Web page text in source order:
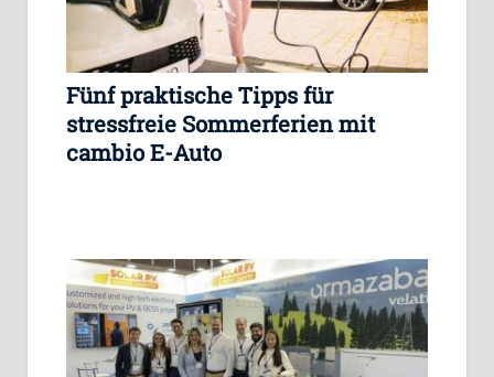
Fünf praktische Tipps für
stressfreie Sommerferien mit
cambio E-Auto